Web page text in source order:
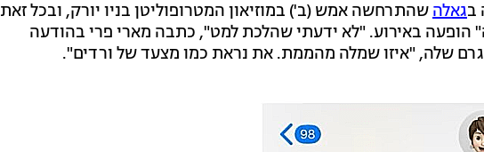
בגאלהשהתרחשה אמש (ב') במוזיאון המטרופוליטן בניו יורק, ובכל זאת
הופעה באירוע. "לא ידעתי שהלכת למט", כתבה מארי פרי בהודעה
שלה, "איזו שמלה מהממת. את נראת כמו מצעד של ורדים".